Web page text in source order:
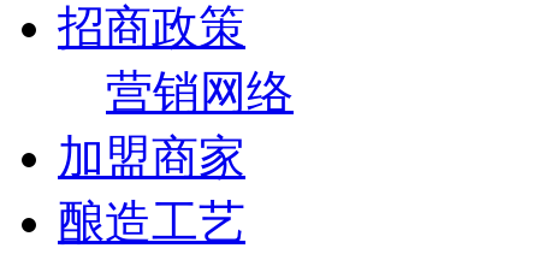
招商政策
营销网络
加盟商家
酿造工艺